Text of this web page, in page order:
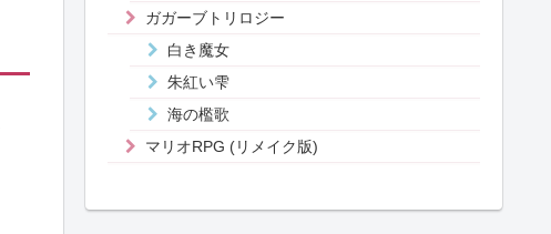
ガガーブトリロジー
白き魔女
朱紅い雫
海の檻歌
マリオRPG (リメイク版)